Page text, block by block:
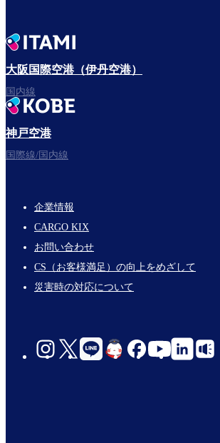
大阪国際空港（伊丹空港）
国内線
神戸空港
国際線/国内線
Footer
Links
企業情報
CARGO KIX
お問い合わせ
CS（お客様満足）の向上をめざして
災害時の対応について
social-